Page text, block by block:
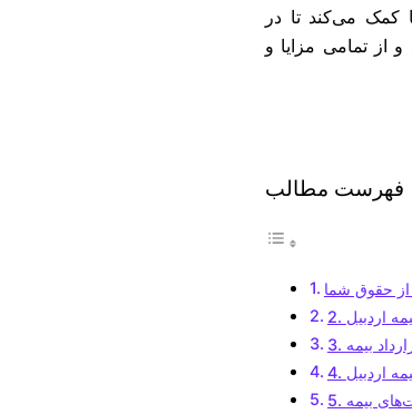
کمک می‌کند تا در
از تمامی مزایا و
فهرست مطالب
حقوق شما
اردبیل
بیمه
اردبیل
بیمه